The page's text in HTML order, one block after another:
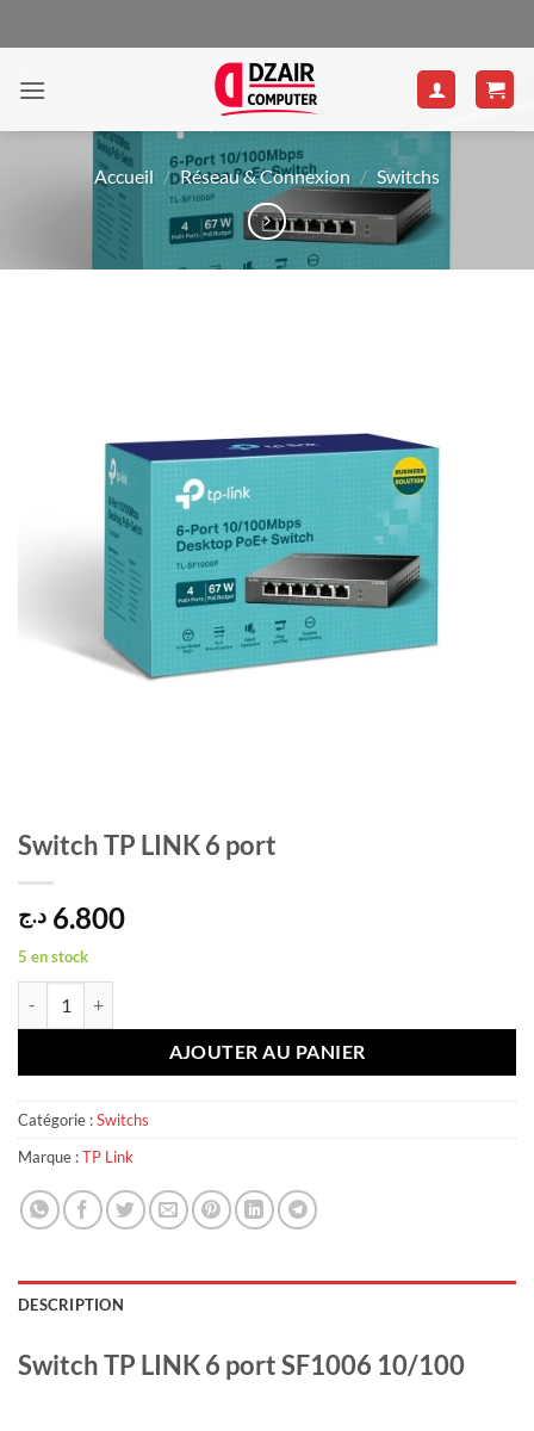
au
Accueil / Réseau & Connexion / Switchs
Switch TP LINK 6 port
6.800 د.ج
5 en stock
AJOUTER AU PANIER
Catégorie :Switchs
Marque :TP Link
DESCRIPTION
Switch TP LINK 6 port SF1006 10/100